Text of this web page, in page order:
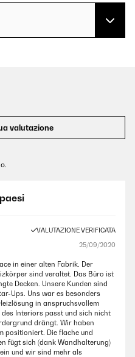
valutazione
VALUTAZIONE VERIFICATA
25/09/2020
in einer alten Fabrik. Der
sind veraltet. Das Büro ist
Decken. Unsere Kunden sind
Ups. Uns war es besonders
in anspruchsvollem
des Interiors passt und sich nicht
drängt. Wir haben
positioniert. Die flache und
fügt sich (dank Wandhalterung)
und wir sind mehr als